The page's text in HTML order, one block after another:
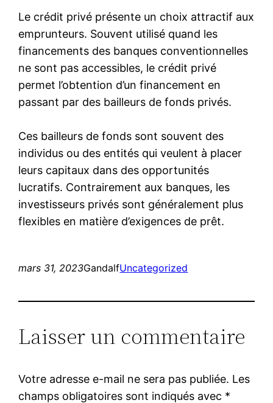
Le crédit privé présente un choix attractif aux
emprunteurs. Souvent utilisé quand les
financements des banques conventionnelles
ne sont pas accessibles, le crédit privé
permet l’obtention d’un financement en
passant par des bailleurs de fonds privés.
Ces bailleurs de fonds sont souvent des
individus ou des entités qui veulent à placer
leurs capitaux dans des opportunités
lucratifs. Contrairement aux banques, les
investisseurs privés sont généralement plus
flexibles en matière d’exigences de prêt.
mars 31, 2023GandalfUncategorized
Laisser un commentaire
Votre adresse e-mail ne sera pas publiée. Les
champs obligatoires sont indiqués avec *